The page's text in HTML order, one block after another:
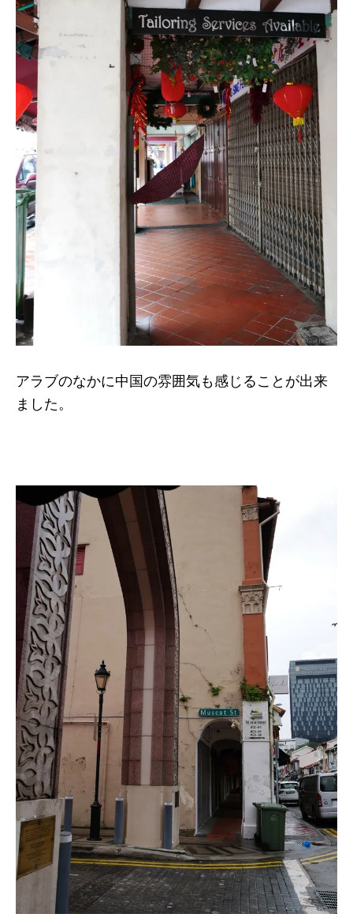
アラブのなかに中国の雰囲気も感じることが出来
ました。